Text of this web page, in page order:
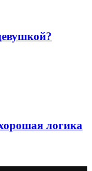
логика